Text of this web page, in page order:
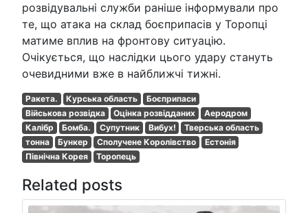
розвідувальні служби раніше інформували про
те, що атака на склад боєприпасів у Торопці
матиме вплив на фронтову ситуацію.
Очікується, що наслідки цього удару стануть
очевидними вже в найближчі тижні.
Ракета. Курська область
Боєприпаси
Військова розвідка
Оцінка розвідданих
Аеродром
Калібр
Бомба. Супутник Вибух!
Тверська область
тонна
Бункер Сполучене Королівство
Естонія
Північна Корея
Торопець
Related posts